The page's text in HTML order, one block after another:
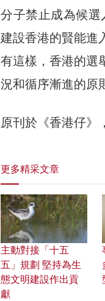
分子禁止成為候選
建設香港的賢能進
有這樣，香港的選
況和循序漸進的原
原刊於《香港仔》
更多精采文章
主動對接「十五
五」規劃 堅持為生
態文明建設作出貢
獻